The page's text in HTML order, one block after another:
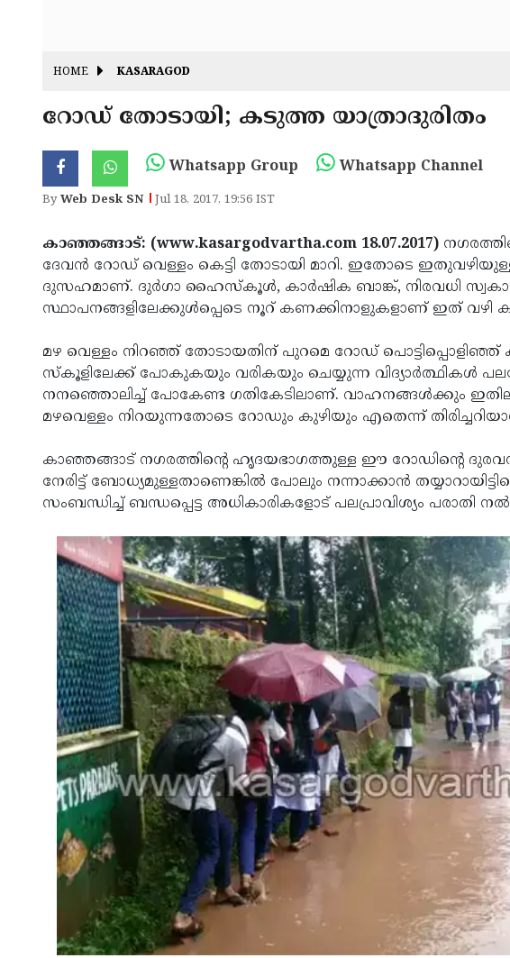
HOME KASARAGOD
റോഡ് തോടായി; കടുത്ത യാത്രാദുരിതം
Whatsapp Group Whatsapp Channel
ByWeb Desk SN Jul 18, 2017, 19:56 IST
കാഞ്ഞങ്ങാട്: (www.kasargodvartha.com 18.07.2017)
ദേവന്‍ റോഡ് വെള്ളം കെട്ടി തോടായി മാറി. ഇതോടെ
ദുസഹമാണ്. ദുര്‍ഗാ ഹൈസ്‌കൂള്‍, കാര്‍ഷിക ബാങ്ക്, നിരവധി സ്വകാര്യ
സ്ഥാപനങ്ങളിലേക്കുള്‍പ്പെടെ നൂറ് കണക്കിനാളുകളാണ് ഇത് വഴി
മഴ വെള്ളം നിറഞ്ഞ് തോടായതിന് പുറമെ റോഡ്
സ്‌കൂളിലേക്ക് പോകുകയും വരികയും ചെയ്യുന്ന വിദ്യാര്‍ത്ഥികള്‍
നനഞ്ഞൊലിച്ച് പോകേണ്ട ഗതികേടിലാണ്. വാഹനങ്ങള്‍ക്കും
മഴവെള്ളം നിറയുന്നതോടെ റോഡും കുഴിയും എതെന്ന്
കാഞ്ഞങ്ങാട് നഗരത്തിന്റെ ഹൃദയഭാഗത്തുള്ള ഈ റോഡിന്റെ
നേരിട്ട് ബോധ്യമുള്ളതാണെങ്കില്‍ പോലും നന്നാക്കാന്‍
സംബന്ധിച്ച് ബന്ധപ്പെട്ട അധികാരികളോട് പലപ്രാവിശ്യം പരാതി